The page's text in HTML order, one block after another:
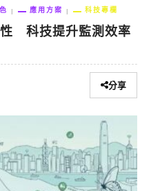
應用方案 科技專欄
科技提升監測效率
分享